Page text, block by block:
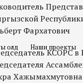
олд Наши проекты
Фархатович
КСОРС в